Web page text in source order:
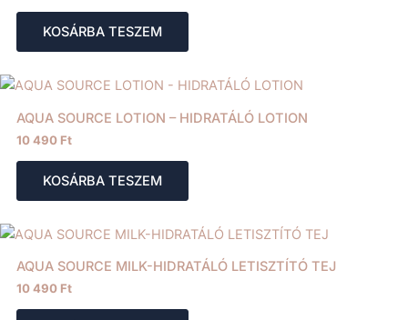
KOSÁRBA TESZEM
AQUA SOURCE LOTION – HIDRATÁLÓ LOTION
10 490 Ft
KOSÁRBA TESZEM
AQUA SOURCE MILK-HIDRATÁLÓ LETISZTÍTÓ TEJ
10 490 Ft